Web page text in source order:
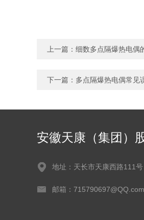
上一篇： 细数多点隔爆热电偶
下一篇： 多点隔爆热电偶常见
安徽天康（集团）
地址：天长市天康西路111号
邮箱：715790697@QQ.com